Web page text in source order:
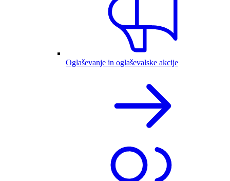
Oglaševanje in oglaševalske akcije